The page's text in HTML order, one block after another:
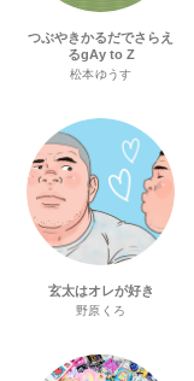
つぶやきかるだでさらえ
るgAy to Z
松本ゆうす
玄太はオレが好き
野原くろ